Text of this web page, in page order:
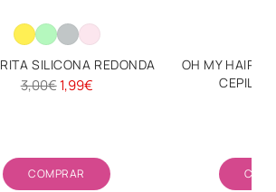
SILICONA REDONDA
Precio
3,00€ 1,99€
COMPRAR
Cantidad
OH MY HAIR
CEPILLO